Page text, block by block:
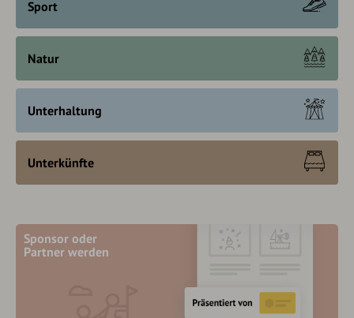
Sport
Natur
Unterhaltung
Unterkünfte
Sponsor oder
Partner werden